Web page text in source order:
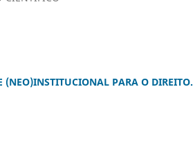
(NEO)INSTITUCIONAL PARA O DIREITO.